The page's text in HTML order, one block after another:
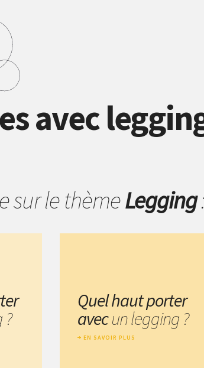
avec
sur le thèmeLegging
Quel haut porter
avecun legging ?
EN SAVOIR PLUS